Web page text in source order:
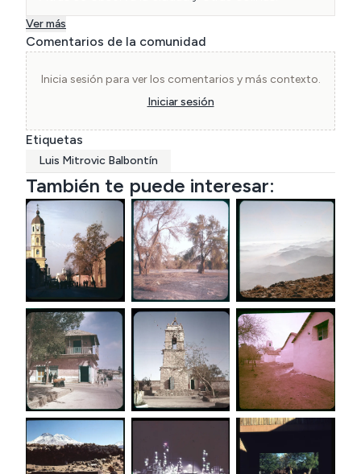
Ver más
Comentarios de la comunidad
Inicia sesión para ver los comentarios y más contexto.
Iniciar sesión
Etiquetas
Luis Mitrovic Balbontín
También te puede interesar: